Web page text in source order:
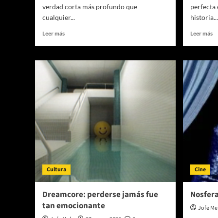
verdad corta más profundo que
cualquier...
Leer másLeer
Vondré
(MX)
está
de
regreso
con
“31”,
un
himno
de
cambio
y
catarsis
perfecta
historia...
Leer más
a
Cultura
Dreamcore: perderse jamás fue
tan emocionante
Cine
Jofe